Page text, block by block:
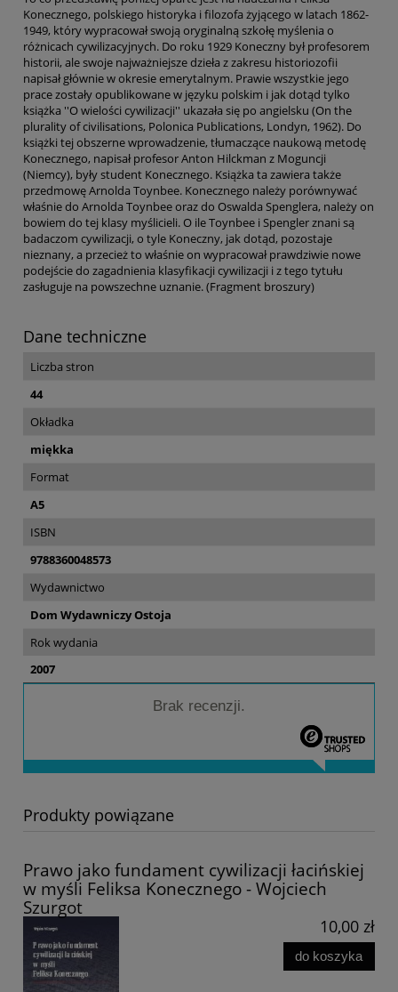
Konecznego, polskiego historyka i filozofa żyjącego w latach 1862-
1949, który wypracował swoją oryginalną szkołę myślenia o
różnicach cywilizacyjnych. Do roku 1929 Koneczny był profesorem
historii, ale swoje najważniejsze dzieła z zakresu historiozofii
napisał głównie w okresie emerytalnym. Prawie wszystkie jego
prace zostały opublikowane w języku polskim i jak dotąd tylko
książka ''O wielości cywilizacji'' ukazała się po angielsku (On the
plurality of civilisations, Polonica Publications, Londyn, 1962). Do
książki tej obszerne wprowadzenie, tłumaczące naukową metodę
Konecznego, napisał profesor Anton Hilckman z Moguncji
(Niemcy), były student Konecznego. Książka ta zawiera także
przedmowę Arnolda Toynbee. Konecznego należy porównywać
właśnie do Arnolda Toynbee oraz do Oswalda Spenglera, należy on
bowiem do tej klasy myślicieli. O ile Toynbee i Spengler znani są
badaczom cywilizacji, o tyle Koneczny, jak dotąd, pozostaje
nieznany, a przecież to właśnie on wypracował prawdziwie nowe
podejście do zagadnienia klasyfikacji cywilizacji i z tego tytułu
zasługuje na powszechne uznanie. (Fragment broszury)
Dane techniczne
Liczba stron
44
Okładka
miękka
Format
A5
ISBN
9788360048573
Wydawnictwo
Dom Wydawniczy Ostoja
Rok wydania
2007
Brak recenzji.
Produkty powiązane
Prawo jako fundament cywilizacji łacińskiej
w myśli Feliksa Konecznego - Wojciech
Szurgot
10,00 zł
do koszyka